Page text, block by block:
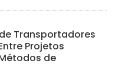
Transportadores
Projetos
de